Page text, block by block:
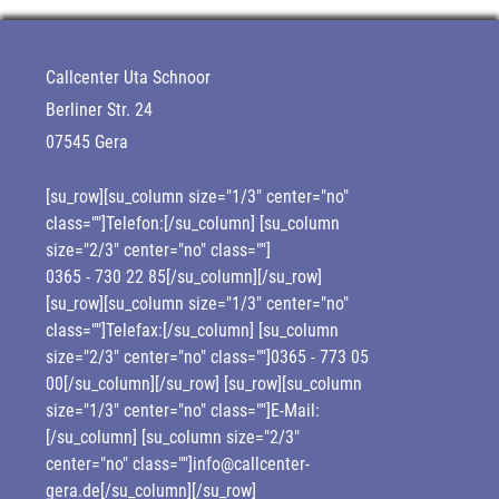
Callcenter Uta Schnoor
Berliner Str. 24
07545 Gera
[su_row][su_column size="1/3" center="no"
class=""]Telefon:[/su_column] [su_column
size="2/3" center="no" class=""]
0365 - 730 22 85[/su_column][/su_row]
[su_row][su_column size="1/3" center="no"
class=""]Telefax:[/su_column] [su_column
size="2/3" center="no" class=""]0365 - 773 05
00[/su_column][/su_row] [su_row][su_column
size="1/3" center="no" class=""]E-Mail:
[/su_column] [su_column size="2/3"
center="no" class=""]info@callcenter-
gera.de[/su_column][/su_row]